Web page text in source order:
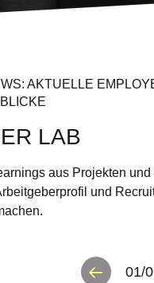
AKTUELLE
LAB
aus Projekten und
und
01/